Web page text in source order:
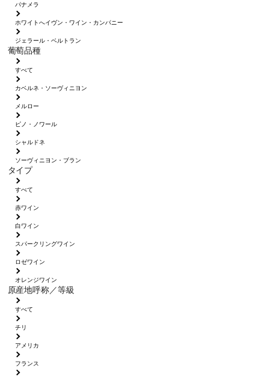
パナメラ
ホワイトへイヴン・ワイン・カンパニー
ジェラール・ベルトラン
葡萄品種
すべて
カベルネ・ソーヴィニヨン
メルロー
ピノ・ノワール
シャルドネ
ソーヴィニヨン・ブラン
タイプ
すべて
赤ワイン
白ワイン
スパークリングワイン
ロゼワイン
オレンジワイン
原産地呼称／等級
すべて
チリ
アメリカ
フランス